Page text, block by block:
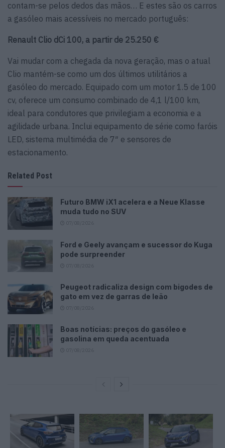
contam-se pelos dedos das mãos… E estes são os carros
a gasóleo mais acessíveis no mercado português:
Renault Clio dCi 100, a partir de 25.250 €
Vai mudar com a chegada da nova geração, mas o atual
Clio mantém-se como um dos últimos utilitários a
gasóleo do mercado. Equipado com um motor 1.5 de 100
cv, oferece um consumo combinado de 4,1 l/100 km,
ideal para condutores que privilegiam a economia e a
agilidade urbana. Inclui equipamento de série como faróis
LED, sistema multimédia de 7″ e sensores de
estacionamento.
Related Post
Futuro BMW iX1 acelera e a Neue Klasse
muda tudo no SUV
Ford e Geely avançam e sucessor do Kuga
pode surpreender
Peugeot radicaliza design com bigodes de
gato em vez de garras de leão
Boas notícias: preços do gasóleo e
gasolina em queda acentuada